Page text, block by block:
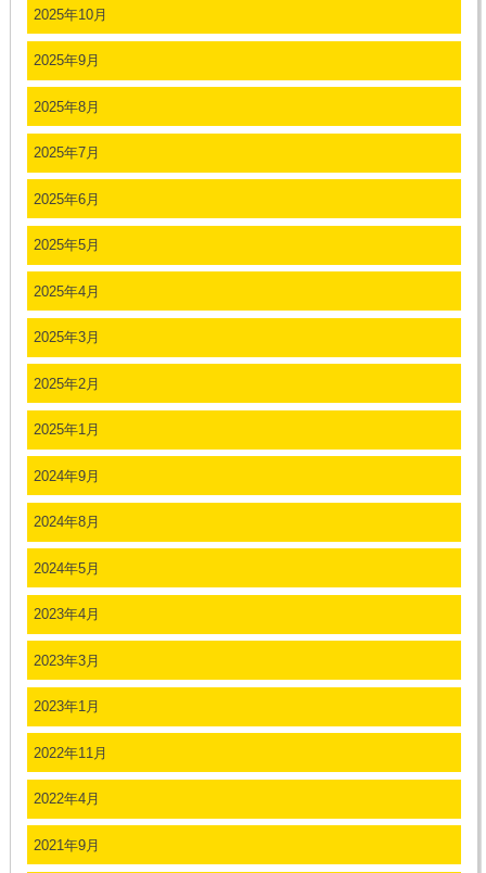
2025年10月
2025年9月
2025年8月
2025年7月
2025年6月
2025年5月
2025年4月
2025年3月
2025年2月
2025年1月
2024年9月
2024年8月
2024年5月
2023年4月
2023年3月
2023年1月
2022年11月
2022年4月
2021年9月